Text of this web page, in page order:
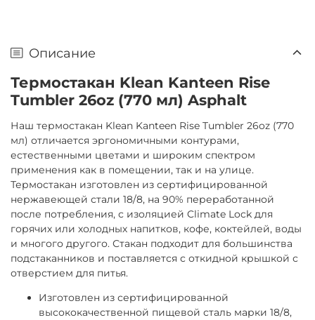
Описание
Термостакан Klean Kanteen Rise
Tumbler 26oz (770 мл) Asphalt
Наш термостакан Klean Kanteen Rise Tumbler 26oz (770
мл) отличается эргономичными контурами,
естественными цветами и широким спектром
применения как в помещении, так и на улице.
Термостакан изготовлен из сертифицированной
нержавеющей стали 18/8, на 90% переработанной
после потребления, с изоляцией Climate Lock для
горячих или холодных напитков, кофе, коктейлей, воды
и многого другого. Стакан подходит для большинства
подстаканников и поставляется с откидной крышкой с
отверстием для питья.
Изготовлен из сертифицированной
высококачественной пищевой сталь марки 18/8,